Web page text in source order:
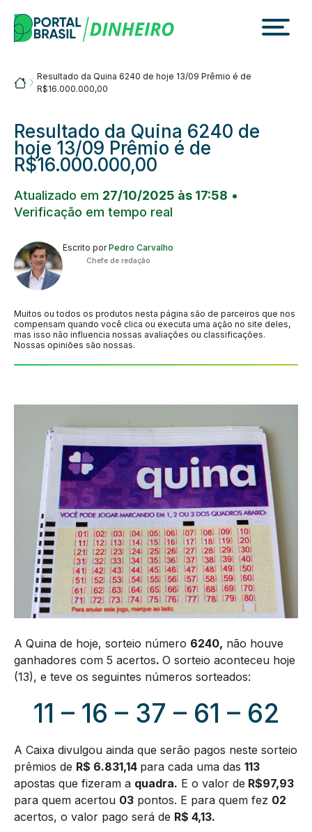
content
Portalbrasil
Resultado da Quina 6240 de hoje 13/09 Prêmio é de
R$16.000.000,00
Resultado da Quina 6240 de
hoje 13/09 Prêmio é de
R$16.000.000,00
Atualizado em 27/10/2025 às 17:58 •
Verificação em tempo real
Escrito porPedro Carvalho
Chefe de redação
Muitos ou todos os produtos nesta página são de parceiros que nos
compensam quando você clica ou executa uma ação no site deles,
mas isso não influencia nossas avaliações ou classificações.
Nossas opiniões são nossas.
A Quina de hoje, sorteio número 6240, não houve
ganhadores com 5 acertos. O sorteio aconteceu hoje
(13), e teve os seguintes números sorteados:
11 – 16 – 37 – 61 – 62
A Caixa divulgou ainda que serão pagos neste sorteio
prêmios de R$ 6.831,14 para cada uma das 113
apostas que fizeram a quadra. E o valor de R$97,93
para quem acertou 03 pontos. E para quem fez 02
acertos, o valor pago será de R$ 4,13.